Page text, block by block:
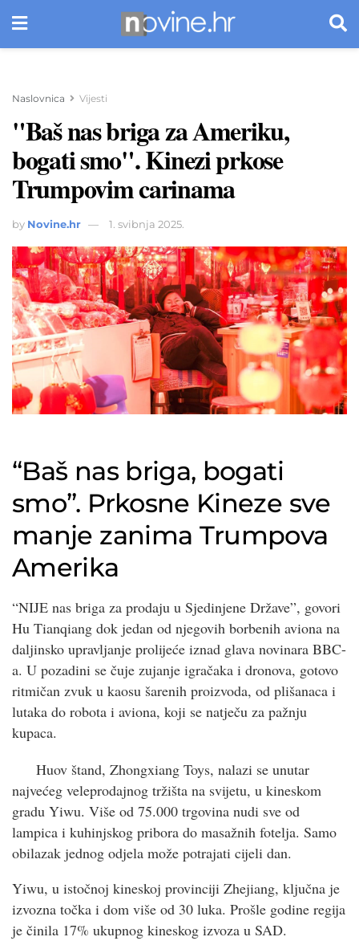
Naslovnica Vijesti
"Baš nas briga za Ameriku,
bogati smo". Kinezi prkose
Trumpovim carinama
by Novine.hr 1. svibnja 2025.
“Baš nas briga, bogati
smo”. Prkosne Kineze sve
manje zanima Trumpova
Amerika
“NIJE nas briga za prodaju u Sjedinjene Države”, govori
Hu Tianqiang dok jedan od njegovih borbenih aviona na
daljinsko upravljanje prolijeće iznad glava novinara BBC-
a. U pozadini se čuje zujanje igračaka i dronova, gotovo
ritmičan zvuk u kaosu šarenih proizvoda, od plišanaca i
lutaka do robota i aviona, koji se natječu za pažnju
kupaca.
Huov štand, Zhongxiang Toys, nalazi se unutar
najvećeg veleprodajnog tržišta na svijetu, u kineskom
gradu Yiwu. Više od 75.000 trgovina nudi sve od
lampica i kuhinjskog pribora do masažnih fotelja. Samo
obilazak jednog odjela može potrajati cijeli dan.
Yiwu, u istočnoj kineskoj provinciji Zhejiang, ključna je
izvozna točka i dom više od 30 luka. Prošle godine regija
je činila 17% ukupnog kineskog izvoza u SAD.